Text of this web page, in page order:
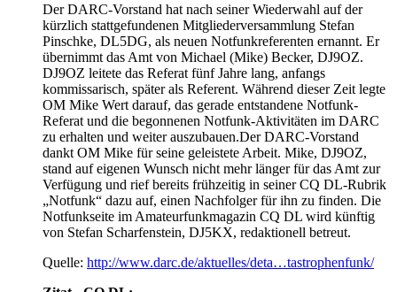
Der DARC-Vorstand hat nach seiner Wiederwahl auf der
kürzlich stattgefundenen Mitgliederversammlung Stefan
Pinschke, DL5DG, als neuen Notfunkreferenten ernannt. Er
übernimmt das Amt von Michael (Mike) Becker, DJ9OZ.
DJ9OZ leitete das Referat fünf Jahre lang, anfangs
kommissarisch, später als Referent. Während dieser Zeit legte
OM Mike Wert darauf, das gerade entstandene Notfunk-
Referat und die begonnenen Notfunk-Aktivitäten im DARC
zu erhalten und weiter auszubauen.Der DARC-Vorstand
dankt OM Mike für seine geleistete Arbeit. Mike, DJ9OZ,
stand auf eigenen Wunsch nicht mehr länger für das Amt zur
Verfügung und rief bereits frühzeitig in seiner CQ DL-Rubrik
„Notfunk“ dazu auf, einen Nachfolger für ihn zu finden. Die
Notfunkseite im Amateurfunkmagazin CQ DL wird künftig
von Stefan Scharfenstein, DJ5KX, redaktionell betreut.
Quelle: http://www.darc.de/aktuelles/deta…tastrophenfunk/